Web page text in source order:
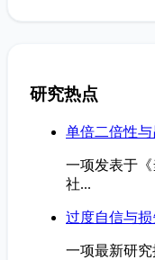
研究热点
单倍二倍性
一项发表于
社...
过度自信与
一项最新研